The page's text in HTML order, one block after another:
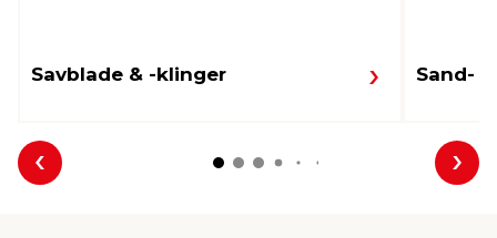
Savblade & -klinger Sand-
Forrige